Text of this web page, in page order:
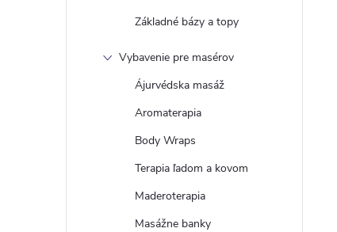
Základné bázy a topy
Vybavenie pre masérov
Ájurvédska masáž
Aromaterapia
Body Wraps
Terapia ľadom a kovom
Maderoterapia
Masážne banky